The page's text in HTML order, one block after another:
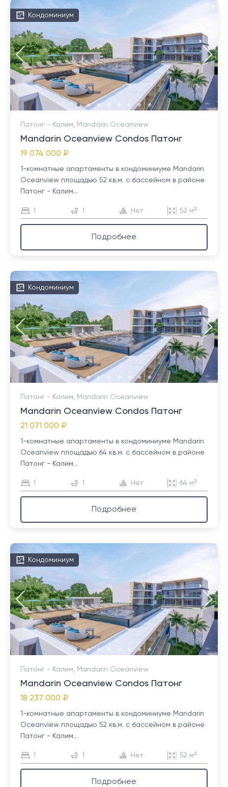
Кондоминиум
Патонг - Калим, Mandarin Oceanview
Mandarin Oceanview Condos Патонг
19 074 000 ₽
1-комнатные апартаменты в кондоминиуме Mandarin
Oceanview площадью 52 кв.м. с бассейном в районе
Патонг - Калим...
1 1 Нет 52 м²
Подробнее
Кондоминиум
Патонг - Калим, Mandarin Oceanview
Mandarin Oceanview Condos Патонг
21 071 000 ₽
1-комнатные апартаменты в кондоминиуме Mandarin
Oceanview площадью 64 кв.м. с бассейном в районе
Патонг - Калим...
1 1 Нет 64 м²
Подробнее
Кондоминиум
Патонг - Калим, Mandarin Oceanview
Mandarin Oceanview Condos Патонг
18 237 000 ₽
1-комнатные апартаменты в кондоминиуме Mandarin
Oceanview площадью 52 кв.м. с бассейном в районе
Патонг - Калим...
1 1 Нет 52 м²
Подробнее